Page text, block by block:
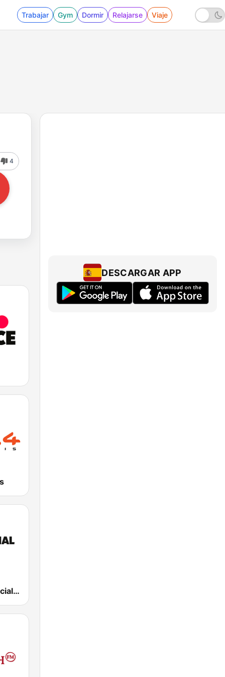
Trabajar Gym Dormir Relajarse Viaje
4
Rádio Comercial 90s
DESCARGAR APP